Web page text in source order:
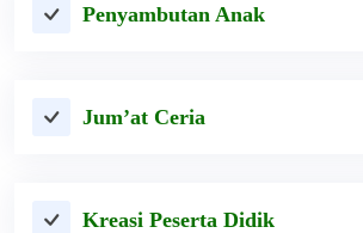
Penyambutan Anak
Jum’at Ceria
Kreasi Peserta Didik